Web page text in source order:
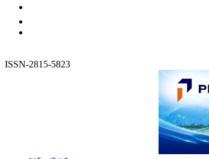
ISSN-2815-5823